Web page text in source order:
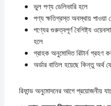
ভুল পণ্য ডেলিভারি হলে
পণ্য ক্ষতিগ্রস্ত অবস্থায় পাওয়া
পণ্যের গুরুত্বপূর্ণ বৈশিষ্ট্য
হলে
গ্রাহক অনুমোদিত রিটার্ন গ্রহণ
অর্ডার বাতিল হয়েছে কিন্তু অর্থ
রিফান্ড অনুমোদনের আগে প্রয়োজনীয়